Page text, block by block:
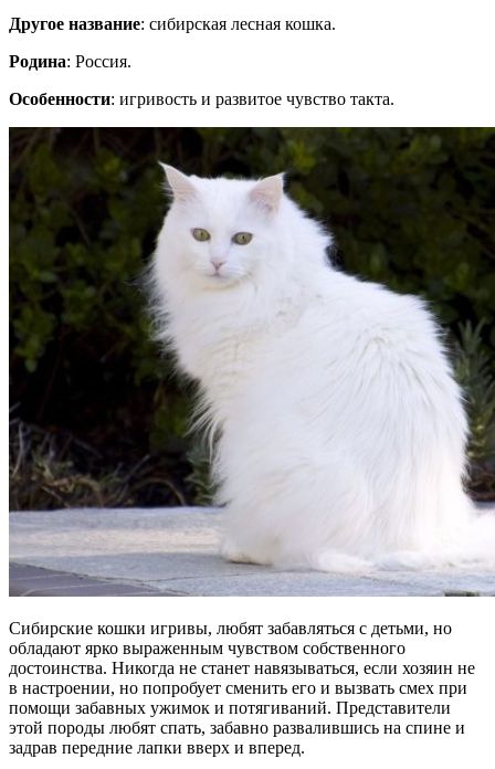
Другое название: сибирская лесная кошка.
Родина: Россия.
Особенности: игривость и развитое чувство такта.
Сибирские кошки игривы, любят забавляться с детьми, но
обладают ярко выраженным чувством собственного
достоинства. Никогда не станет навязываться, если хозяин не
в настроении, но попробует сменить его и вызвать смех при
помощи забавных ужимок и потягиваний. Представители
этой породы любят спать, забавно развалившись на спине и
задрав передние лапки вверх и вперед.